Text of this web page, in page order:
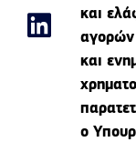
και
αγορών
και
ο